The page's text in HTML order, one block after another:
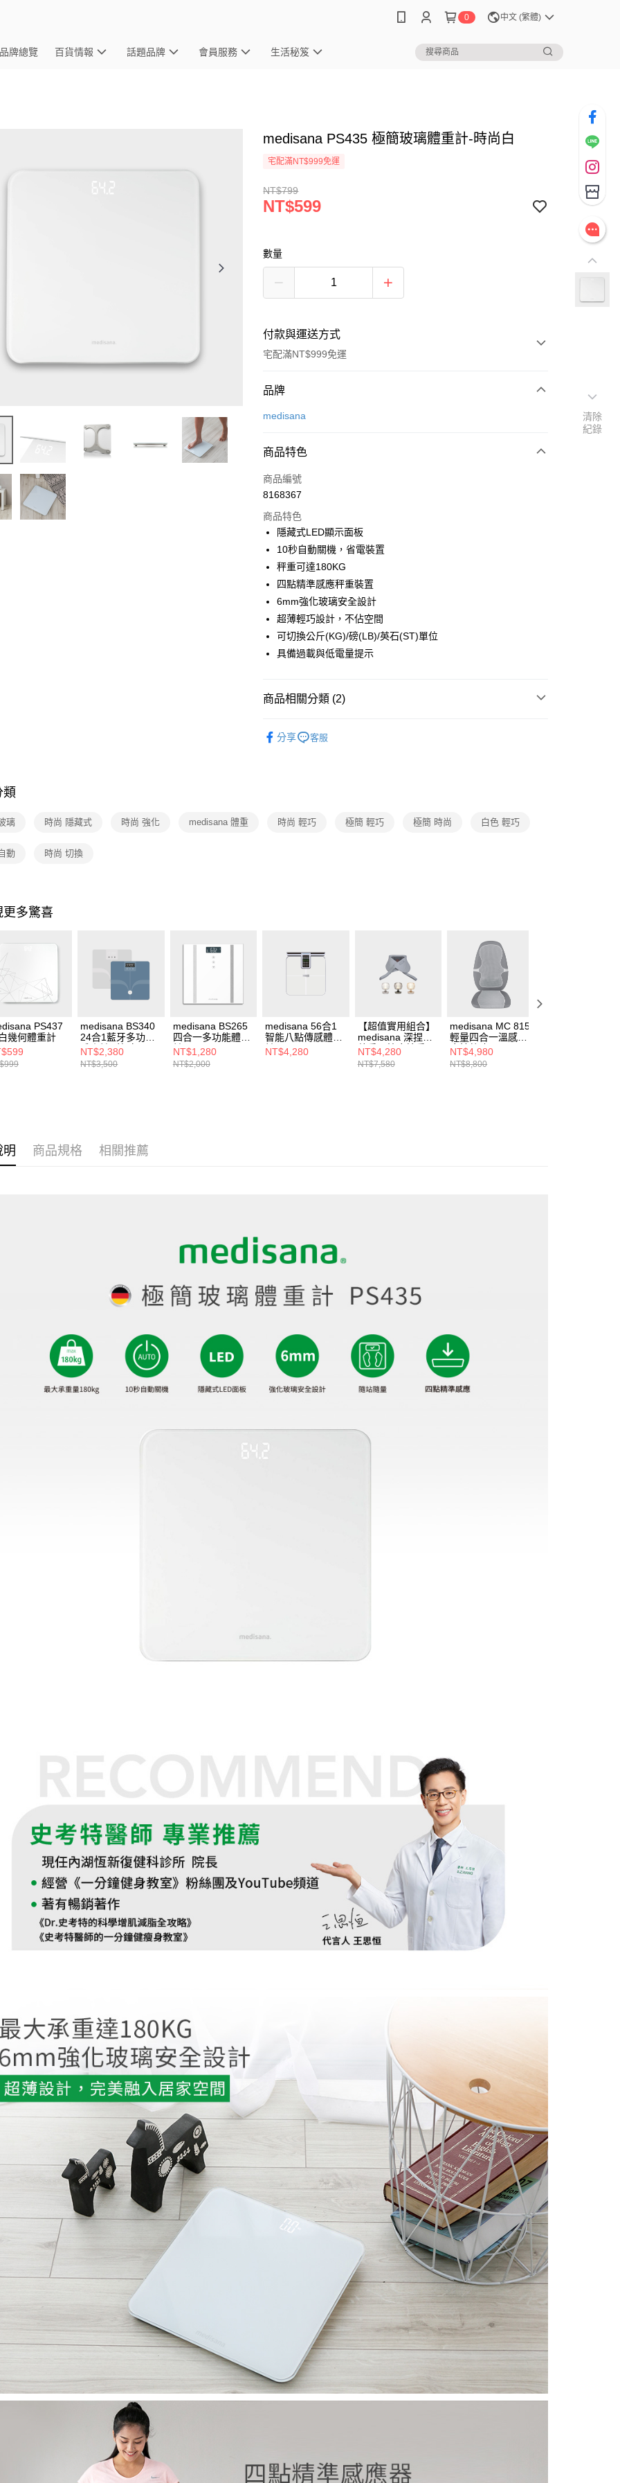
0 中文 (繁體)
品牌總覽 百貨情報 話題品牌 會員服務 生活秘笈
medisana PS435 極簡玻璃體重計-時尚白
宅配滿NT$999免運
NT$799
NT$599
數量
付款與運送方式
宅配滿NT$999免運
付款方式
信用卡一次付款
合作金庫商業銀行
華南商業銀行
上海商業儲蓄銀行
國泰世華商業銀行
臺灣中小企業銀行
聯邦商業銀行
元大商業銀行
玉山商業銀行
台新國際商業銀行
台灣樂天信用卡公司
6 期 0 利率 每期
華南商業銀行
上海商業儲蓄銀行
國泰世華商業銀行
臺灣中小企業銀行
匯豐（台灣）商業銀行
元大商業銀行
玉山商業銀行
台新國際商業銀行
中國信託商業銀行
台灣樂天信用卡公司
即享券
LINE Pay
Apple Pay
街口支付
Google Pay
ATM付款
品牌
medisana
商品特色
商品編號
8168367
商品特色
隱藏式LED顯示面板
10秒自動關機，省電裝置
秤重可達180KG
四點精準感應秤重裝置
6mm強化玻璃安全設計
超薄輕巧設計，不佔空間
可切換公斤(KG)/磅(LB)/英石(ST)單位
具備過載與低電量提示
商品相關分類 (2)
分享 客服
類
璃 時尚 隱藏式 時尚 強化 medisana 體重 時尚 輕巧 極簡 輕巧 極簡 時尚 白色 輕巧
動 時尚 切換
更多驚喜
PS437
幾何體重計
medisana BS340
24合1藍牙多功能
體脂計 (藍/白)
NT$2,380
NT$3,500
medisana BS265
四合一多功能體脂
計
NT$1,280
NT$2,000
medisana 56合1
智能八點傳感體脂
計
NT$4,280
【超值實用組合】
medisana 深捏溫
熱肩頸按摩披肩
NM910+STYLISTI
C 琉映澄波情境燈
NT$4,280
NT$7,580
medisana MC 815
輕量四合一溫感按
摩椅墊 灰
NT$4,980
NT$8,800
明 商品規格 相關推薦
清除
紀錄